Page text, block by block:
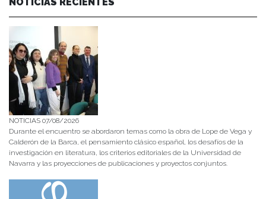
NOTICIAS 07/08/2026
Durante el encuentro se abordaron temas como la obra de Lope de Vega y
Calderón de la Barca, el pensamiento clásico español, los desafíos de la
investigación en literatura, los criterios editoriales de la Universidad de
Navarra y las proyecciones de publicaciones y proyectos conjuntos.